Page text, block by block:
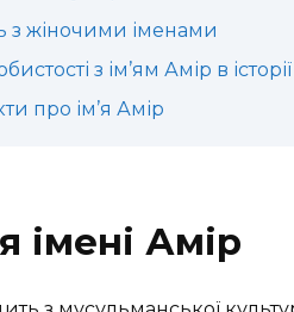
з жіночими іменами
з ім’ям Амір в історії
про ім’я Амір
імені Амір